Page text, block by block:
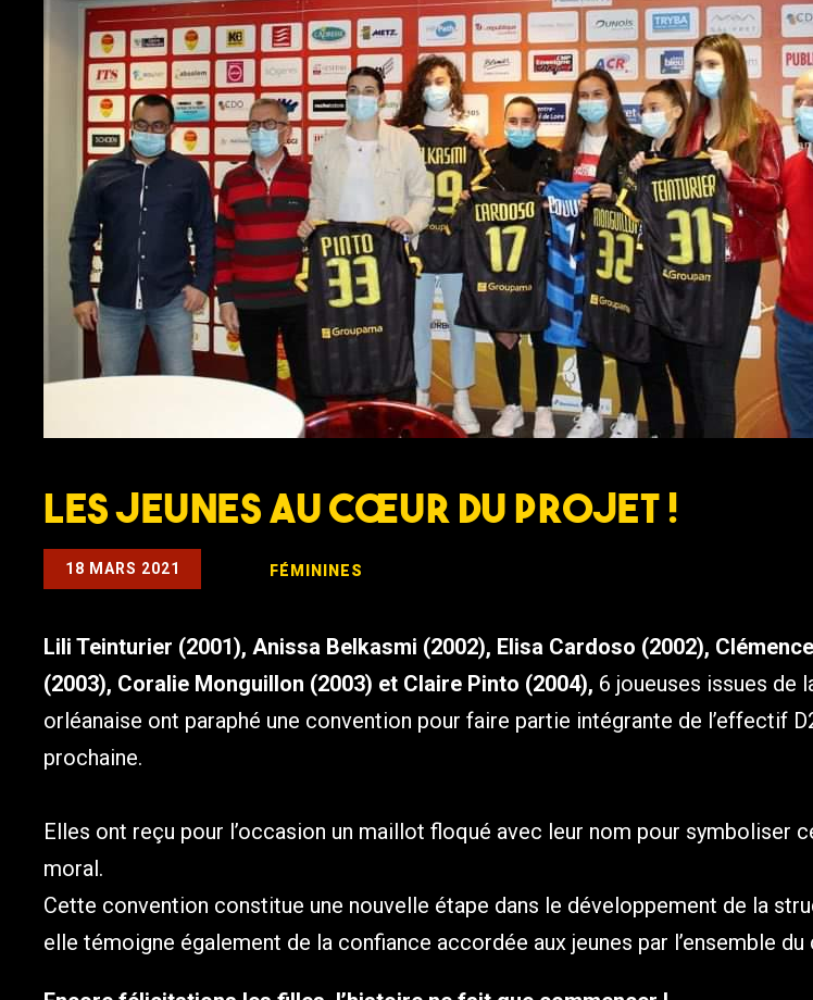
Les jeunes au cœur du projet !
18 MARS 2021 FÉMININES
Lili Teinturier (2001), Anissa Belkasmi (2002), Elisa Cardoso (2002),
(2003), Coralie Monguillon (2003) et Claire Pinto (2004), 6 joueuses issues de
orléanaise ont paraphé une convention pour faire partie intégrante de l’effectif
prochaine.
Elles ont reçu pour l’occasion un maillot floqué avec leur nom pour symboliser
moral.
Cette convention constitue une nouvelle étape dans le développement de la
elle témoigne également de la confiance accordée aux jeunes par l’ensemble du